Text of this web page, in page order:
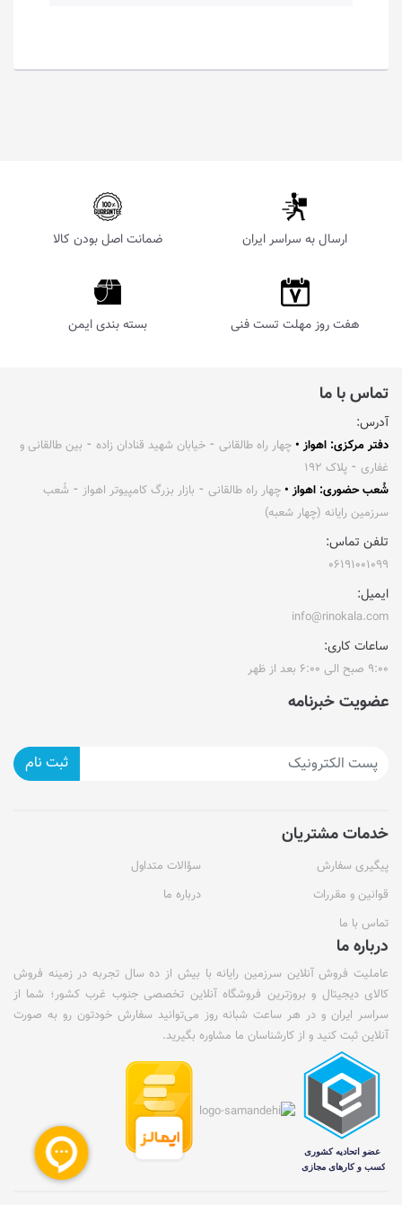
ارسال به سراسر ایران ضمانت اصل بودن کالا
هفت روز مهلت تست فنی بسته بندی ایمن
تماس با ما
آدرس:
دفتر مرکزی: اهواز • چهار راه طالقانی ⁃ خیابان شهید قنادان زاده ⁃ بین طالقانی و
غفاری ⁃ پلاک ۱۹۲
شُعب حضوری: اهواز • چهار راه طالقانی ⁃ بازار بزرگ کامپیوتر اهواز ⁃ شُعب
سرزمین رایانه (چهار شعبه)
تلفن تماس:
۰۶۱۹۱۰۰۱۰۹۹
ایمیل:
info@rinokala.com
ساعات کاری:
۹:۰۰ صبح الی ۶:۰۰ بعد از ظهر
عضویت خبرنامه
ثبت نام
خدمات مشتریان
پیگیری سفارش
سؤالات متداول
قوانین و مقررات
درباره ما
تماس با ما
درباره ما
عاملیت فروش آنلاین سرزمین رایانه با بیش از ده سال تجربه در زمینه فروش
کالای دیجیتال و بروزترین فروشگاه آنلاین تخصصی جنوب غرب کشور؛ شما از
سراسر ایران و در هر ساعت شبانه روز می‌توانید سفارش خودتون رو به صورت
آنلاین ثبت کنید و از کارشناسان ما مشاوره بگیرید.